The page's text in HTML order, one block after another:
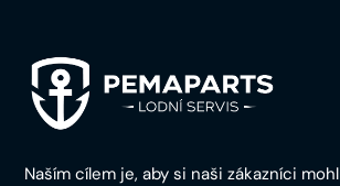
Naším cílem je, aby si naši zákazníci